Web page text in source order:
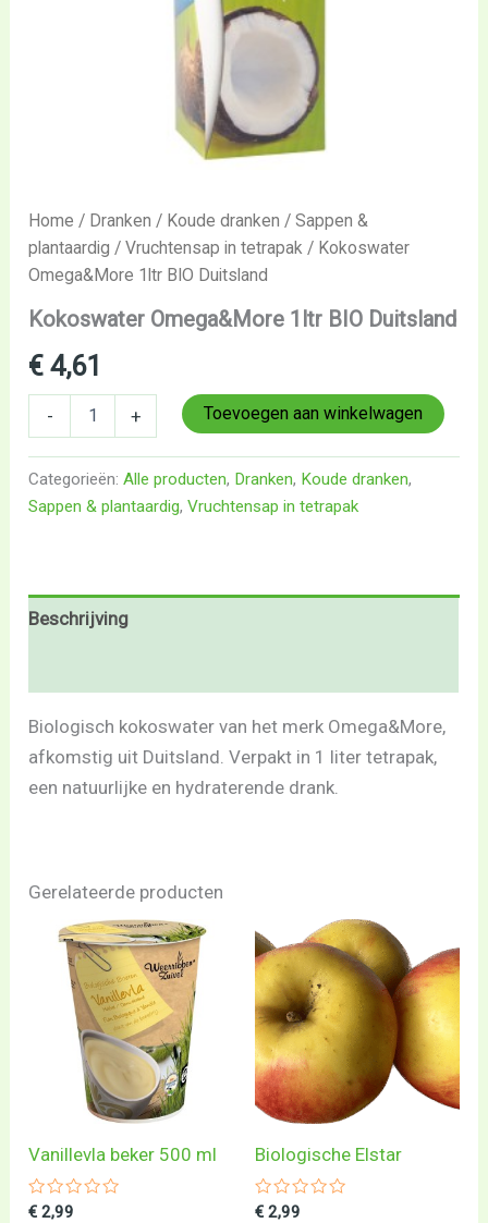
Home / Dranken / Koude dranken /Sappen &
plantaardig /Vruchtensap in tetrapak / Kokoswater
Omega&More 1ltr BIO Duitsland
Kokoswater Omega&More 1ltr BIO Duitsland
€ 4,61
- + Toevoegen aan winkelwagen
Categorieën:Alle producten, Dranken, Koude dranken,
Sappen & plantaardig,Vruchtensap in tetrapak
Beschrijving
Biologisch kokoswater van het merk Omega&More,
afkomstig uit Duitsland. Verpakt in 1 liter tetrapak,
een natuurlijke en hydraterende drank.
Gerelateerde producten
Vanillevla beker 500 ml
Gewaardeerd
€ 2,99
Biologische Elstar
Gewaardeerd
€ 2,99